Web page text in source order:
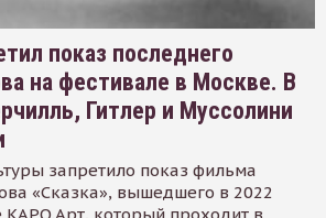
показ последнего
на фестивале в Москве. В
Гитлер и Муссолини
запретило показ фильма
«Сказка», вышедшего в 2022